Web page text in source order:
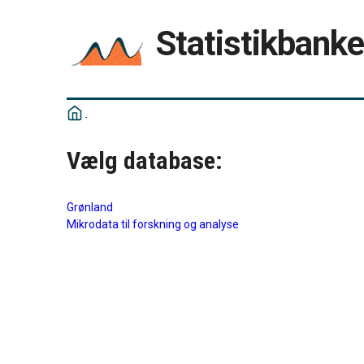
Vælg database:
Grønland
Mikrodata til forskning og analyse